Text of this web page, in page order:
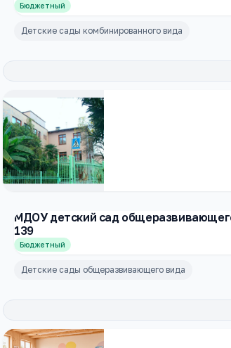
Бюджетный
Детские сады комбинированного вида
МДОУ детский сад
139
Бюджетный
Детские сады общеразвивающего вида